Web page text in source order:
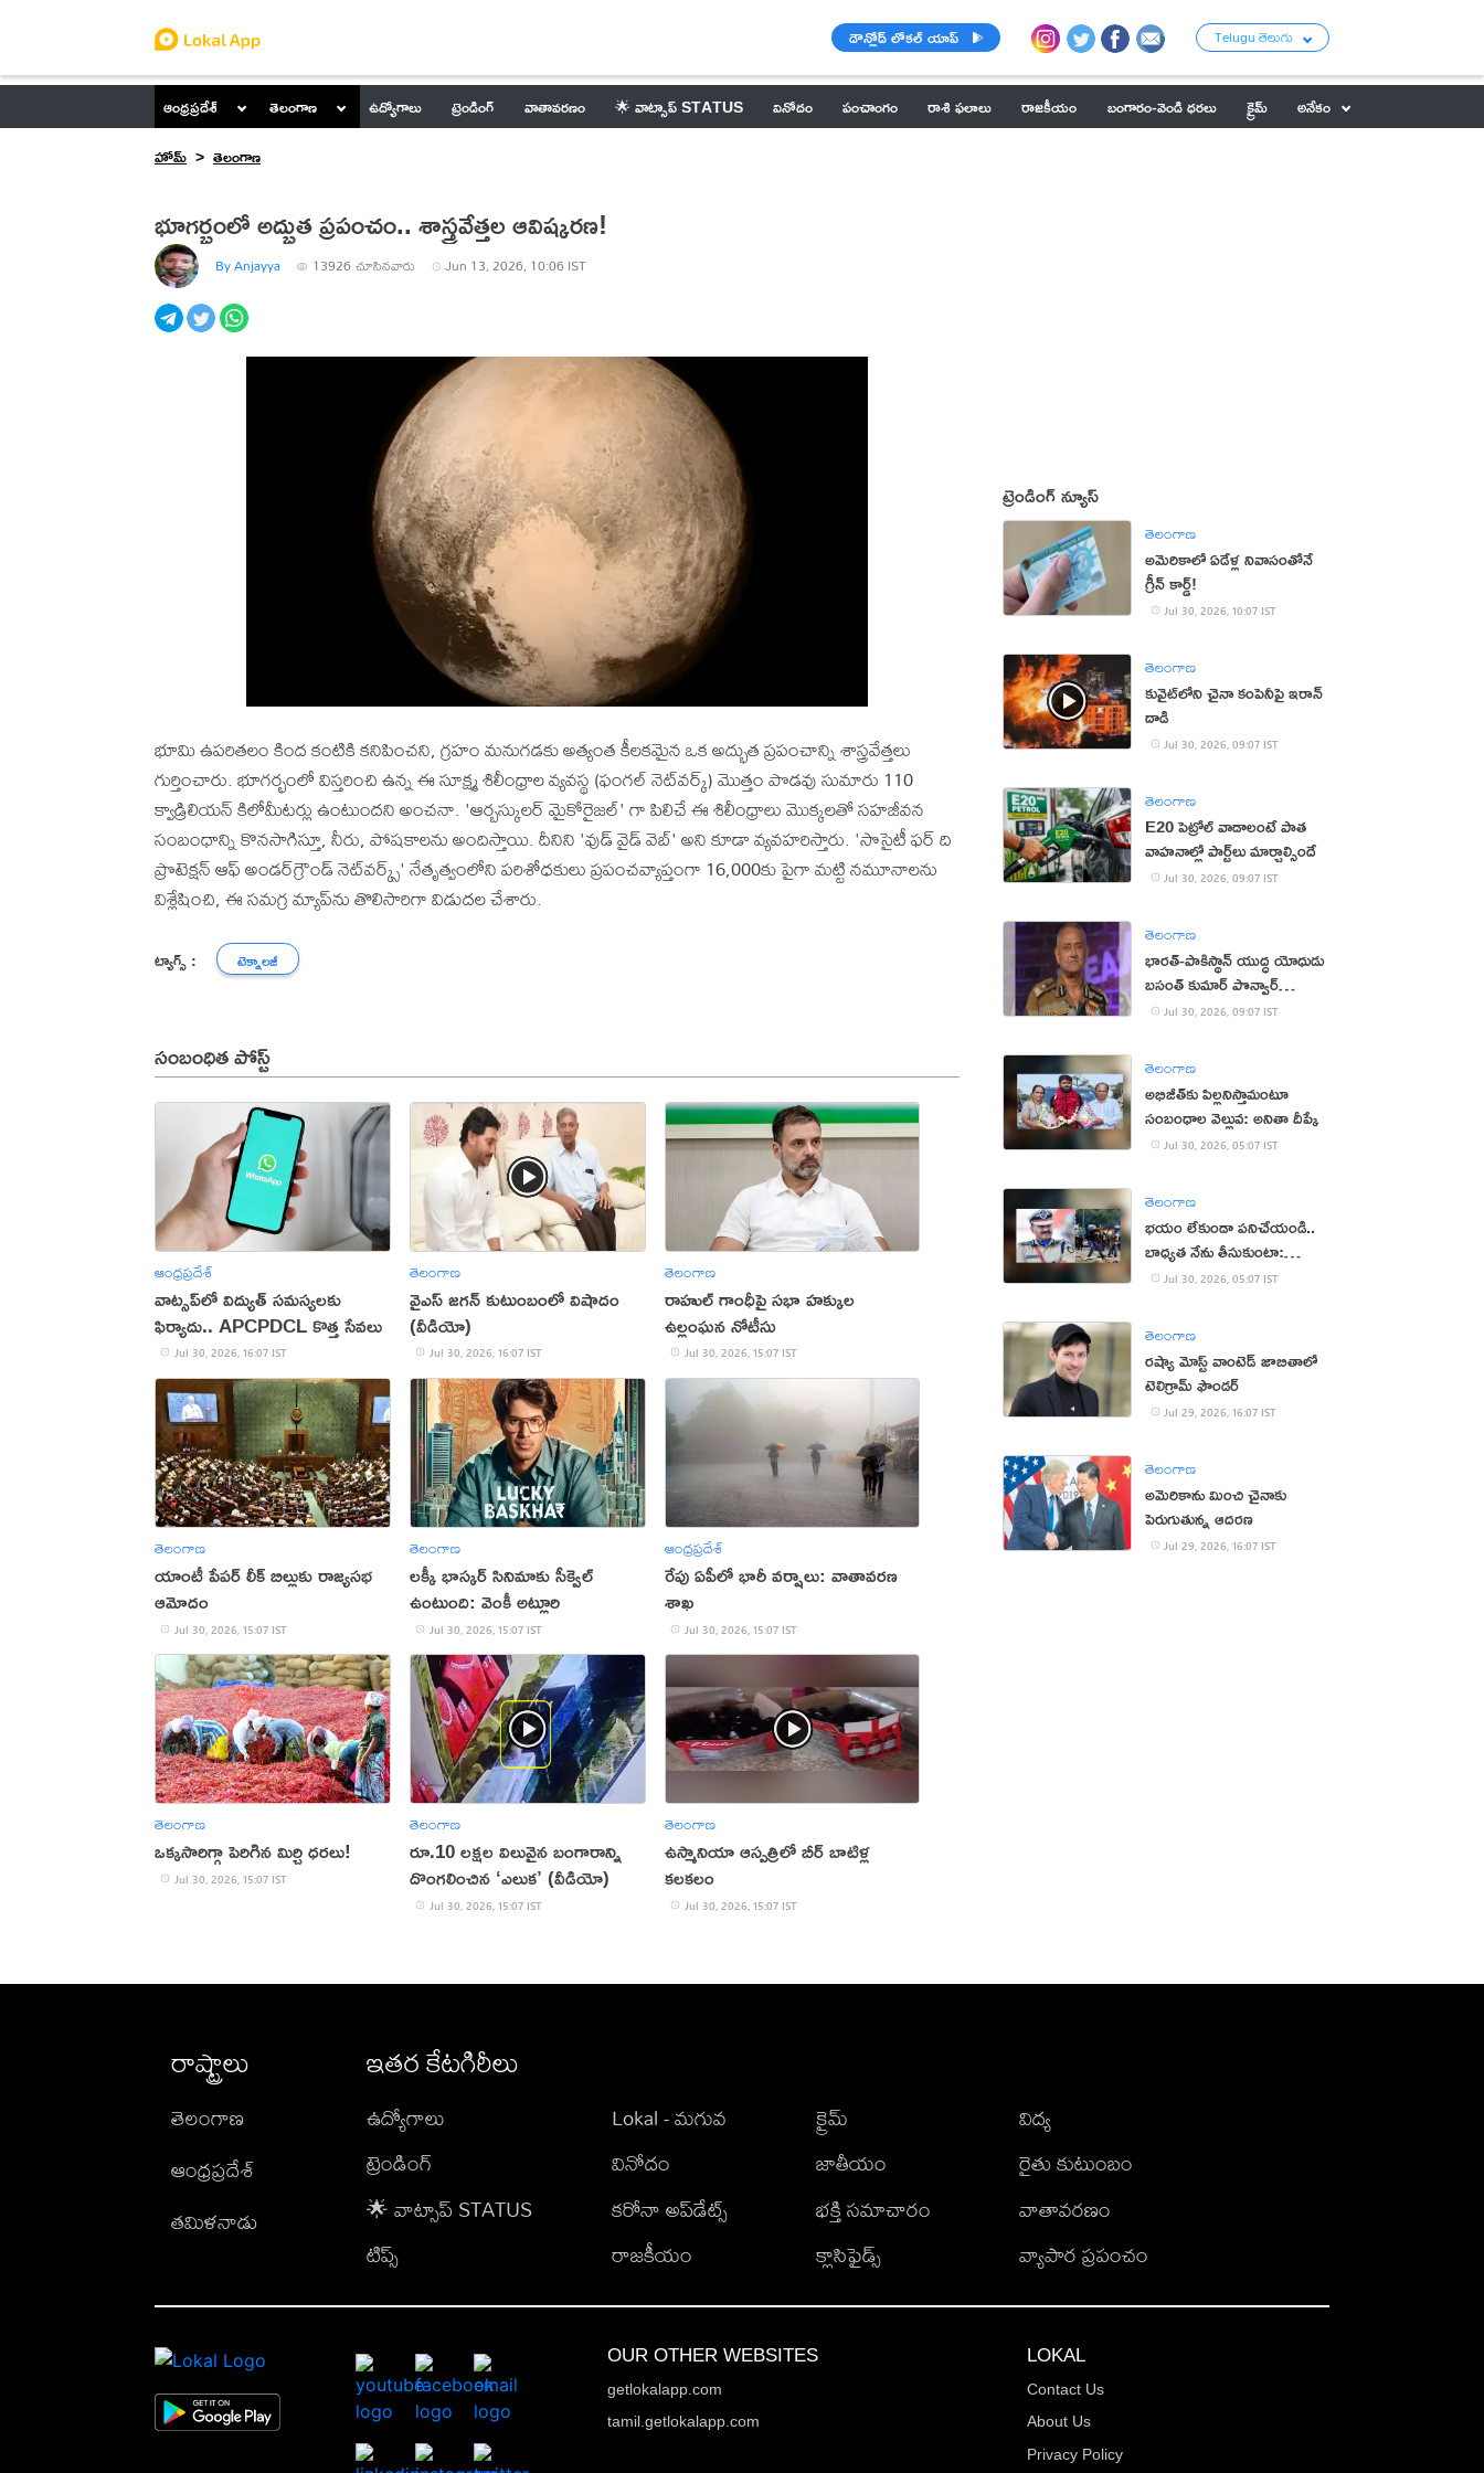
డౌన్లోడ్ లోకల్ యాప్ Telugu తెలుగు
ఆంధ్రప్రదేశ్ తెలంగాణ ఉద్యోగాలు ట్రెండింగ్ వాతావరణం 🌟 వాట్సాప్ STATUS వినోదం పంచాంగం రాశి ఫలాలు రాజకీయం బంగారం-వెండి ధరలు క్రైమ్
అనేకం
హోమ్
తెలంగాణ
భూగర్భంలో అద్భుత ప్రపంచం.. శాస్త్రవేత్తల ఆవిష్కరణ!
By Anjayya 13926 చూసినవారు Jun 13, 2026, 10:06 IST
భూమి ఉపరితలం కింద కంటికి కనిపించని, గ్రహం మనుగడకు అత్యంత కీలకమైన ఒక అద్భుత ప్రపంచాన్ని శాస్త్రవేత్తలు
గుర్తించారు. భూగర్భంలో విస్తరించి ఉన్న ఈ సూక్ష్మ శిలీంధ్రాల వ్యవస్థ (ఫంగల్ నెట్‌వర్క్) మొత్తం పొడవు సుమారు 110
క్వాడ్రిలియన్ కిలోమీటర్లు ఉంటుందని అంచనా. 'ఆర్బస్కులర్ మైకోరైజల్' గా పిలిచే ఈ శిలీంధ్రాలు మొక్కలతో సహజీవన
సంబంధాన్ని కొనసాగిస్తూ, నీరు, పోషకాలను అందిస్తాయి. దీనిని 'వుడ్ వైడ్ వెబ్' అని కూడా వ్యవహరిస్తారు. 'సొసైటీ ఫర్ ది
ప్రొటెక్షన్ ఆఫ్ అండర్‌గ్రౌండ్ నెట్‌వర్క్స్' నేతృత్వంలోని పరిశోధకులు ప్రపంచవ్యాప్తంగా 16,000కు పైగా మట్టి నమూనాలను
విశ్లేషించి, ఈ సమగ్ర మ్యాప్‌ను తొలిసారిగా విడుదల చేశారు.
ట్యాగ్స్ : టెక్నాలజీ
సంబంధిత పోస్ట్
ఆంధ్రప్రదేశ్
వాట్సప్‌లో విద్యుత్ సమస్యలకు
ఫిర్యాదు.. APCPDCL కొత్త సేవలు
Jul 30, 2026, 16:07 IST
తెలంగాణ
వైఎస్ జగన్ కుటుంబంలో విషాదం
(వీడియో)
Jul 30, 2026, 16:07 IST
తెలంగాణ
రాహుల్ గాంధీపై సభా హక్కుల
ఉల్లంఘన నోటీసు
Jul 30, 2026, 15:07 IST
తెలంగాణ
యాంటీ పేపర్ లీక్ బిల్లుకు రాజ్యసభ
ఆమోదం
Jul 30, 2026, 15:07 IST
తెలంగాణ
లక్కీ భాస్కర్ సినిమాకు సీక్వెల్
ఉంటుంది: వెంకీ అట్లూరి
Jul 30, 2026, 15:07 IST
ఆంధ్రప్రదేశ్
రేపు ఏపీలో భారీ వర్షాలు: వాతావరణ
శాఖ
Jul 30, 2026, 15:07 IST
తెలంగాణ
ఒక్కసారిగ్గా పెరిగిన మిర్చి ధరలు!
Jul 30, 2026, 15:07 IST
తెలంగాణ
రూ.10 లక్షల విలువైన బంగారాన్ని
దొంగలించిన ‘ఎలుక’ (వీడియో)
Jul 30, 2026, 15:07 IST
తెలంగాణ
ఉస్మానియా ఆస్పత్రిలో బీర్ బాటిళ్ల
కలకలం
Jul 30, 2026, 15:07 IST
ట్రెండింగ్ న్యూస్
తెలంగాణ
అమెరికాలో ఏడేళ్ల నివాసంతోనే
గ్రీన్ కార్డ్!
Jul 30, 2026, 10:07 IST
తెలంగాణ
కువైట్‌లోని చైనా కంపెనీపై ఇరాన్
దాడి
Jul 30, 2026, 09:07 IST
తెలంగాణ
E20 పెట్రోల్ వాడాలంటే పాత
వాహనాల్లో పార్ట్‌లు మార్చాల్సిందే
Jul 30, 2026, 09:07 IST
తెలంగాణ
భార‌త్‌-పాకిస్థాన్ యుద్ధ యోధుడు
బ‌సంత్ కుమార్ పొన్వార్‌
క‌న్నుమూత‌
Jul 30, 2026, 09:07 IST
తెలంగాణ
అభిజీత్‌కు పిల్ల‌నిస్తామంటూ
సంబంధాల వెల్లువ: అనితా దీప్కే
Jul 30, 2026, 05:07 IST
తెలంగాణ
భ‌యం లేకుండా ప‌నిచేయండి..
బాధ్య‌త నేను తీసుకుంటా:
సీఆర్పీఎఫ్ చీఫ్
Jul 30, 2026, 05:07 IST
తెలంగాణ
రష్యా మోస్ట్ వాంటెడ్ జాబితాలో
టెలిగ్రామ్ ఫౌండర్
Jul 29, 2026, 16:07 IST
తెలంగాణ
అమెరికాను మించి చైనాకు
పెరుగుతున్న ఆదరణ
Jul 29, 2026, 16:07 IST
రాష్ట్రాలు
తెలంగాణ
ఆంధ్రప్రదేశ్
తమిళనాడు
ఇతర కేటగిరీలు
ఉద్యోగాలు
ట్రెండింగ్
🌟 వాట్సాప్ STATUS
టిప్స్
Lokal - మగువ
వినోదం
కరోనా అప్‌డేట్స్
రాజకీయం
క్రైమ్
జాతీయం
భక్తి సమాచారం
క్లాసిఫైడ్స్
విద్య
రైతు కుటుంబం
వాతావరణం
వ్యాపార ప్రపంచం
OUR OTHER WEBSITES
getlokalapp.com
tamil.getlokalapp.com
LOKAL
Contact Us
About Us
Privacy Policy